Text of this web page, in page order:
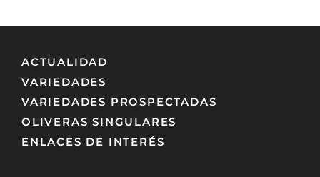
ACTUALIDAD
VARIEDADES
VARIEDADES PROSPECTADAS
OLIVERAS SINGULARES
ENLACES DE INTERÉS